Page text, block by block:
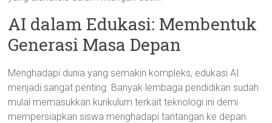
AI dalam Edukasi: Membentuk
Generasi Masa Depan
Menghadapi dunia yang semakin kompleks, edukasi AI
menjadi sangat penting. Banyak lembaga pendidikan sudah
mulai memasukkan kurikulum terkait teknologi ini demi
mempersiapkan siswa menghadapi tantangan ke depan.